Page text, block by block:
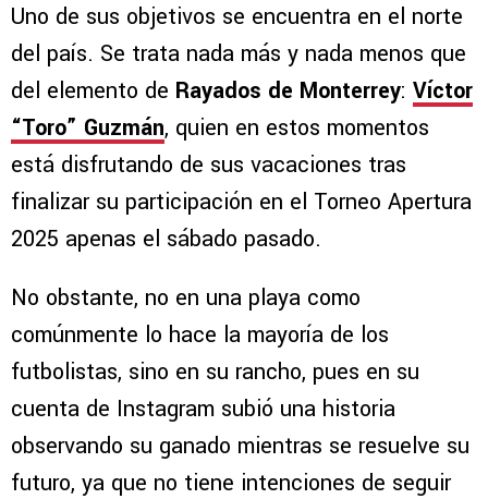
Uno de sus objetivos se encuentra en el norte
del país. Se trata nada más y nada menos que
del elemento de Rayados de Monterrey: Víctor
“Toro” Guzmán, quien en estos momentos
está disfrutando de sus vacaciones tras
finalizar su participación en el Torneo Apertura
2025 apenas el sábado pasado.
No obstante, no en una playa como
comúnmente lo hace la mayoría de los
futbolistas, sino en su rancho, pues en su
cuenta de Instagram subió una historia
observando su ganado mientras se resuelve su
futuro, ya que no tiene intenciones de seguir